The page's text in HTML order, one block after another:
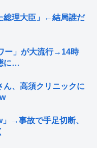
総理大臣」←結局誰だ
ー」が大流行→14時
に…
ん、高須クリニックに
→事故で手足切断、